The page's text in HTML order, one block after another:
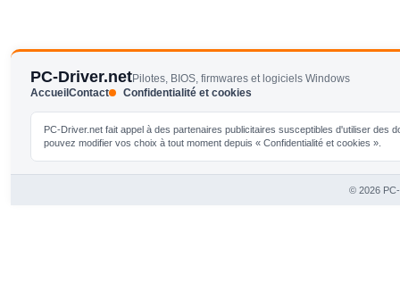
PC-Driver.netPilotes, BIOS, firmwares et logiciels Windows
AccueilContact Confidentialité et cookies
PC-Driver.net fait appel à des partenaires publicitaires susceptibles d'utiliser
pouvez modifier vos choix à tout moment depuis « Confidentialité et cookies ».
© 2026